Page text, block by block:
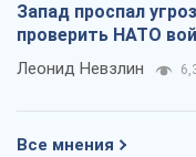
Запад проспал
проверить НАТО
Леонид Невзлин
Все мнения